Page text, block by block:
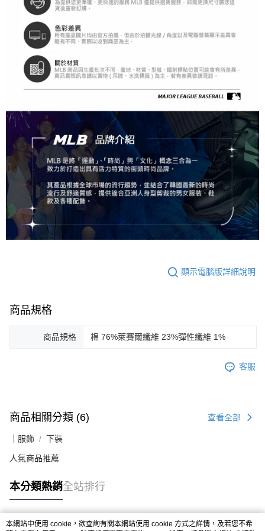
顯示電腦版詳細說明
商品規格
商品規格 棉 76%萊賽爾纖維 23%彈性纖維 1%
客服
商品相關分類 (6) 查看全部
｜服飾 下裝
人氣商品推薦
本分類熱銷全站排行
本網站中使用 cookie，欲查詢有關本網站使用 cookie 方式之詳情，及若您不希